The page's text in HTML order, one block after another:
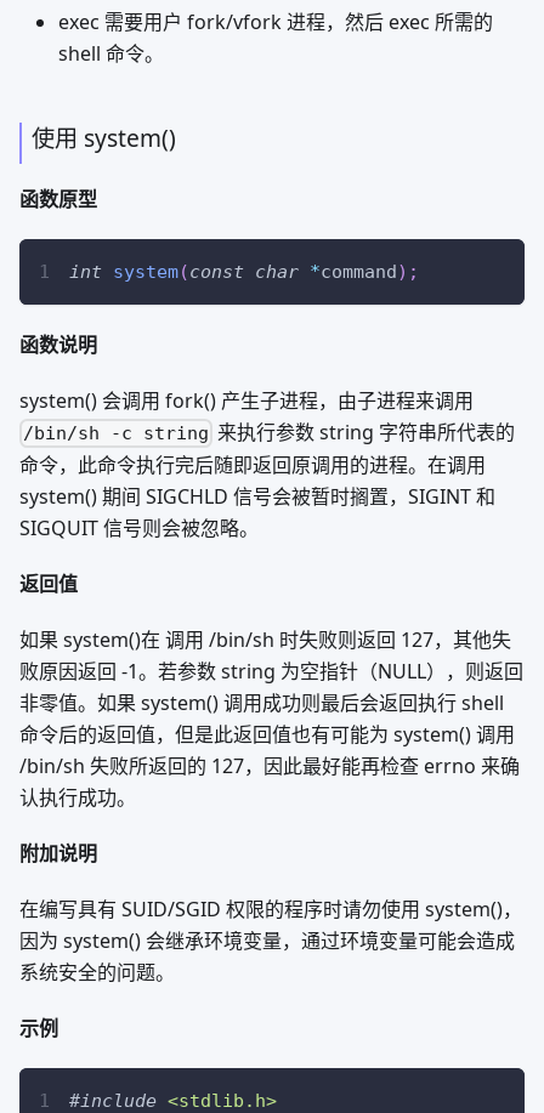
exec 需要用户 fork/vfork 进程，然后 exec 所需的
shell 命令。
使用 system()
函数原型
int system(const char *command) ;
函数说明
system() 会调用 fork() 产生子进程，由子进程来调用
/bin/sh -c string 来执行参数 string 字符串所代表的
命令，此命令执行完后随即返回原调用的进程。在调用
system() 期间 SIGCHLD 信号会被暂时搁置，SIGINT 和
SIGQUIT 信号则会被忽略。
返回值
如果 system()在 调用 /bin/sh 时失败则返回 127，其他失
败原因返回 -1。若参数 string 为空指针（NULL），则返回
非零值。如果 system() 调用成功则最后会返回执行 shell
命令后的返回值，但是此返回值也有可能为 system() 调用
/bin/sh 失败所返回的 127，因此最好能再检查 errno 来确
认执行成功。
附加说明
在编写具有 SUID/SGID 权限的程序时请勿使用 system()，
因为 system() 会继承环境变量，通过环境变量可能会造成
系统安全的问题。
示例
#include <stdlib.h>